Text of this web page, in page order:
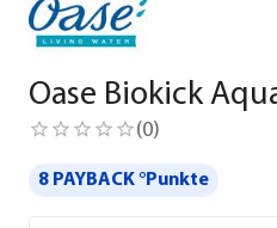
Oase Biokick
(0)
8 PAYBACK °Punkte